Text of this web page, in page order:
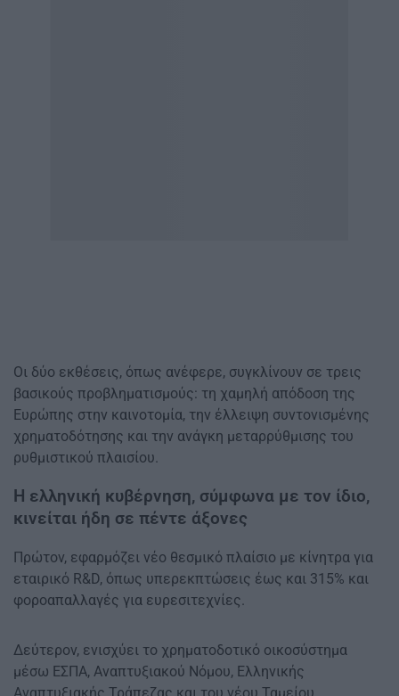
Οι δύο εκθέσεις, όπως ανέφερε, συγκλίνουν σε τρεις
βασικούς προβληματισμούς: τη χαμηλή απόδοση της
Ευρώπης στην καινοτομία, την έλλειψη συντονισμένης
χρηματοδότησης και την ανάγκη μεταρρύθμισης του
ρυθμιστικού πλαισίου.
Η ελληνική κυβέρνηση, σύμφωνα με τον ίδιο,
κινείται ήδη σε πέντε άξονες
Πρώτον, εφαρμόζει νέο θεσμικό πλαίσιο με κίνητρα για
εταιρικό R&D, όπως υπερεκπτώσεις έως και 315% και
φοροαπαλλαγές για ευρεσιτεχνίες.
Δεύτερον, ενισχύει το χρηματοδοτικό οικοσύστημα
μέσω ΕΣΠΑ, Αναπτυξιακού Νόμου, Ελληνικής